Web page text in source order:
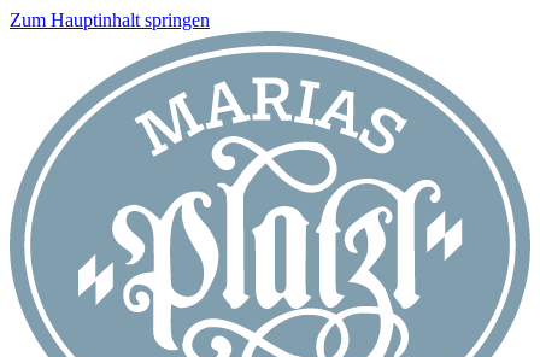
Zum Hauptinhalt springen